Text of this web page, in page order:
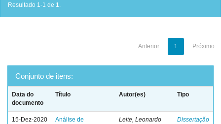
Resultado 1-1 de 1.
Anterior 1 Próximo
Conjunto de itens:
Data do
documento
Título Autor(es) Tipo
15-Dez-2020
Análise de
Leite, Leonardo
Dissertação